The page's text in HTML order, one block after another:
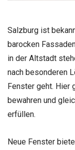
Salzburg ist
barocken
in der Altstadt
nach besonderen
Fenster geht. Hier
bewahren und
erfüllen.
Neue Fenster